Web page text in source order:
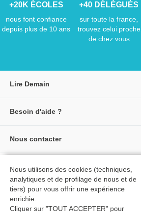
+20K ÉCOLES
nous font confiance
depuis plus de 10 ans
+40 DÉLÉGUÉS
sur toute la france,
trouvez celui proche
de chez vous
Lire Demain
Créer un compte
★ Avis clients vérifiés
Besoin d'aide ?
Livraisons et retours
Tarifs négociés
Comment passer commande
Nous contacter
Formulaire de contact
Siège social
Tous nos livres
Livres petite enfance
Livres maternelle
© 2026 - LIRE DEMAIN
Nous utilisons des cookies (techniques,
analytiques et de profilage de nous et de
tiers) pour vous offrir une expérience
enrichie.
Cliquer sur "TOUT ACCEPTER" pour